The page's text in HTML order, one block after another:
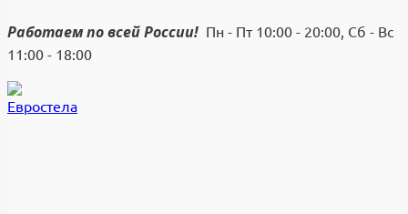
Работаем по всей России! Пн - Пт 10:00 - 20:00, Сб - Вс
11:00 - 18:00